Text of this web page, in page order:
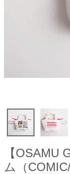
【OSAMU
ム（